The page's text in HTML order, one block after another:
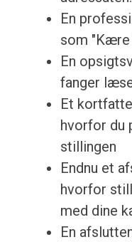
En
som "Kære
En
fanger
Et
hvorfor du
stillingen
Endnu et
hvorfor
med dine
En